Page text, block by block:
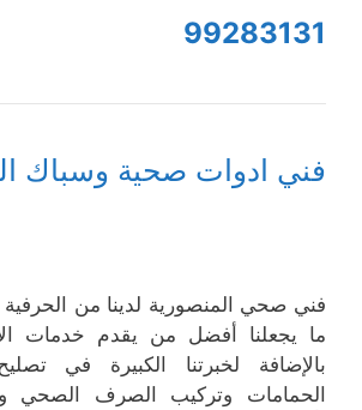
99283131
فني ادوات صحية وسباك
فني صحي المنصورية لدينا من الحرفية
ما يجعلنا أفضل من يقدم خدمات
بالإضافة لخبرتنا الكبيرة في
الحمامات وتركيب الصرف الصحي